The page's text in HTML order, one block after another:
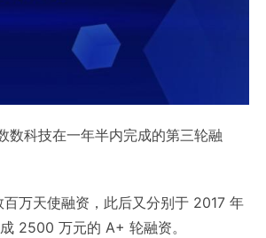
数科技在一年半内完成的第三轮融
万天使融资，此后又分别于 2017 年
2500 万元的 A+ 轮融资。